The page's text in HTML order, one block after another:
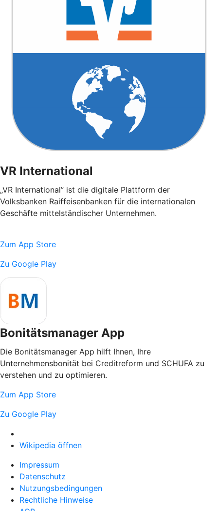
VR International
„VR International” ist die digitale Plattform der
Volksbanken Raiffeisenbanken für die internationalen
Geschäfte mittelständischer Unternehmen.
Zum App Store
Zu Google Play
Bonitätsmanager App
Die Bonitätsmanager App hilft Ihnen, Ihre
Unternehmensbonität bei Creditreform und SCHUFA zu
verstehen und zu optimieren.
Zum App Store
Zu Google Play
Wikipedia öffnen
Impressum
Datenschutz
Nutzungsbedingungen
Rechtliche Hinweise